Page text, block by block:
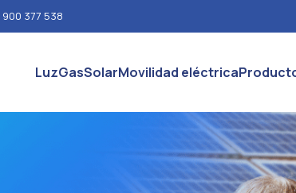
900 377 538
LuzGasSolarMovilidad eléctrica